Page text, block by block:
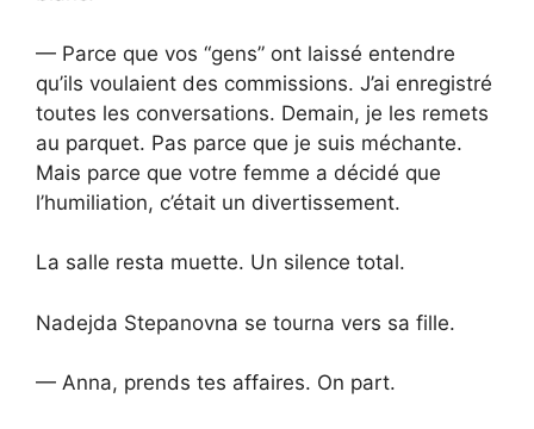
— Parce que vos “gens” ont laissé entendre
qu’ils voulaient des commissions. J’ai enregistré
toutes les conversations. Demain, je les remets
au parquet. Pas parce que je suis méchante.
Mais parce que votre femme a décidé que
l’humiliation, c’était un divertissement.
La salle resta muette. Un silence total.
Nadejda Stepanovna se tourna vers sa fille.
— Anna, prends tes affaires. On part.